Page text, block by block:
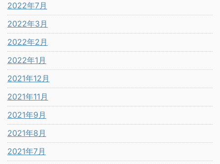
2022年7月
2022年3月
2022年2月
2022年1月
2021年12月
2021年11月
2021年9月
2021年8月
2021年7月